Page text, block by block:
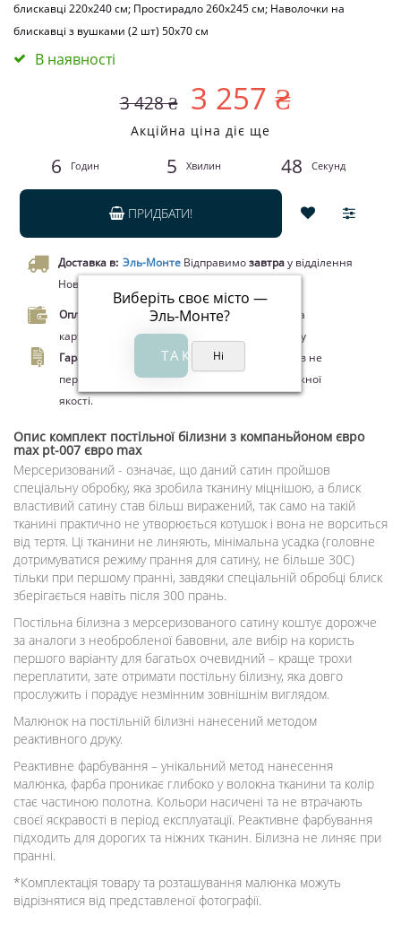
блискавці 220x240 см; Простирадло 260x245 см; Наволочки на
блискавці з вушками (2 шт) 50х70 см
В наявності
3 428 ₴ 3 257 ₴
Акційна ціна діє ще
6 Годин 5 Хвилин 48 Секунд
ПРИДБАТИ!
Доставка в: Эль-Монте
Виберіть своє місто —
Эль-Монте?
Відправимозавтрау відділення
Нової пошти чи кур’єром.
Оплата.
Оплата при отриманні товару, Оплата
карткою Visa/MasterCard, Google Pay, Apple Pay
Гарантія.
Законом про захист прав споживачів не
передбачено повернення цього товару належної
якості.
Опис комплект постільної білизни з компаньйоном євро
max pt-007 євро max
Мерсеризований - означає, що даний сатин пройшов
спеціальну обробку, яка зробила тканину міцнішою, а блиск
властивий сатину став більш виражений, так само на такій
тканині практично не утворюється котушок і вона не ворситься
від тертя. Ці тканини не линяють, мінімальна усадка (головне
дотримуватися режиму прання для сатину, не більше 30С)
тільки при першому пранні, завдяки спеціальній обробці блиск
зберігається навіть після 300 прань.
Постільна білизна з мерсеризованого сатину коштує дорожче
за аналоги з необробленої бавовни, але вибір на користь
першого варіанту для багатьох очевидний – краще трохи
переплатити, зате отримати постільну білизну, яка довго
прослужить і порадує незмінним зовнішнім виглядом.
Малюнок на постільній білизні нанесений методом
реактивного друку.
Реактивне фарбування – унікальний метод нанесення
малюнка, фарба проникає глибоко у волокна тканини та колір
стає частиною полотна. Кольори насичені та не втрачають
своєї яскравості в період експлуатації. Реактивне фарбування
підходить для дорогих та ніжних тканин. Білизна не линяє при
пранні.
*Комплектація товару та розташування малюнка можуть
відрізнятися від представленої фотографії.